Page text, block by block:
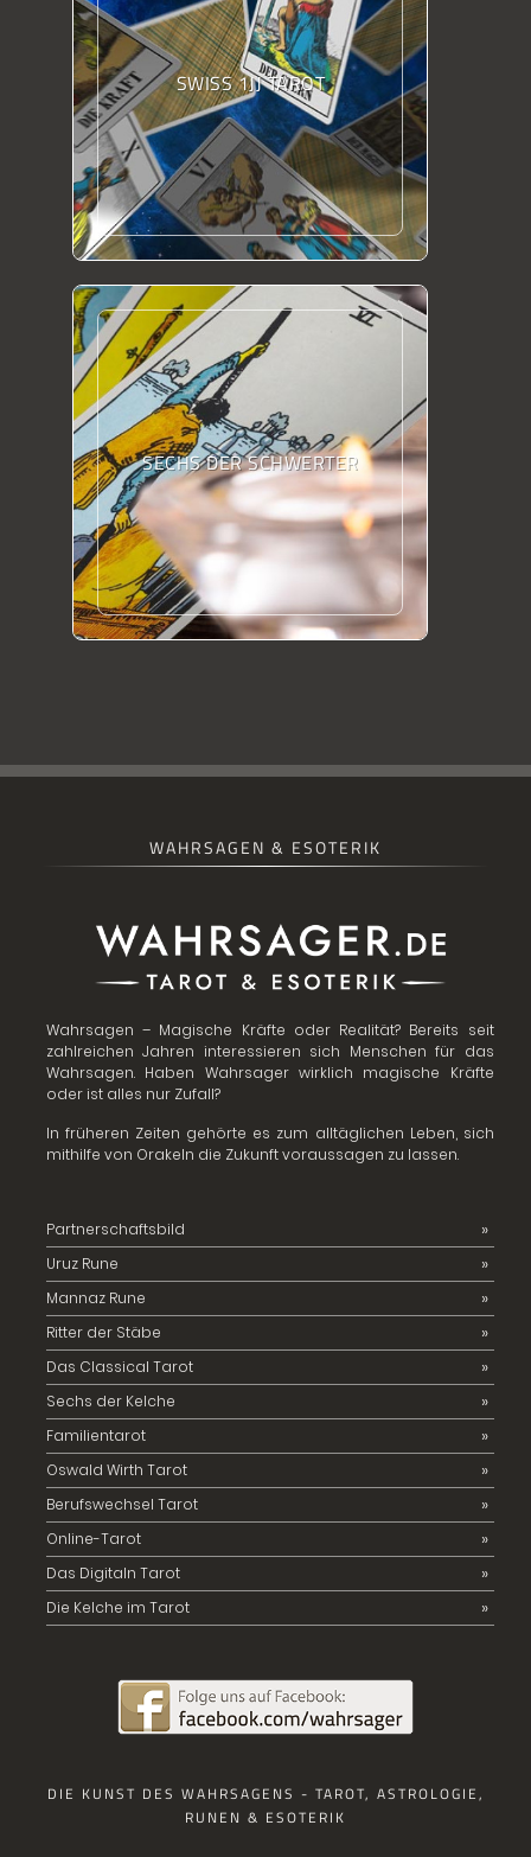
SWISS 1JJ TAROT
SECHS DER SCHWERTER
WAHRSAGEN & ESOTERIK
Wahrsagen – Magische Kräfte oder Realität? Bereits seit
zahlreichen Jahren interessieren sich Menschen für das
Wahrsagen. Haben Wahrsager wirklich magische Kräfte
oder ist alles nur Zufall?
In früheren Zeiten gehörte es zum alltäglichen Leben, sich
mithilfe von Orakeln die Zukunft voraussagen zu lassen.
Partnerschaftsbild
Uruz Rune
Mannaz Rune
Ritter der Stäbe
Das Classical Tarot
Sechs der Kelche
Familientarot
Oswald Wirth Tarot
Berufswechsel Tarot
Online-Tarot
Das Digitaln Tarot
Die Kelche im Tarot
DIE KUNST DES WAHRSAGENS - TAROT, ASTROLOGIE,
RUNEN & ESOTERIK